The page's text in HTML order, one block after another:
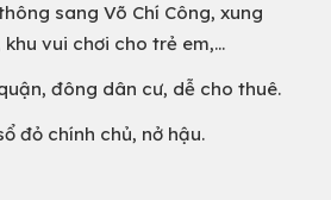
sang Võ Chí Công, xung
vui chơi cho trẻ em,…
đông dân cư, dễ cho thuê.
chính chủ, nở hậu.